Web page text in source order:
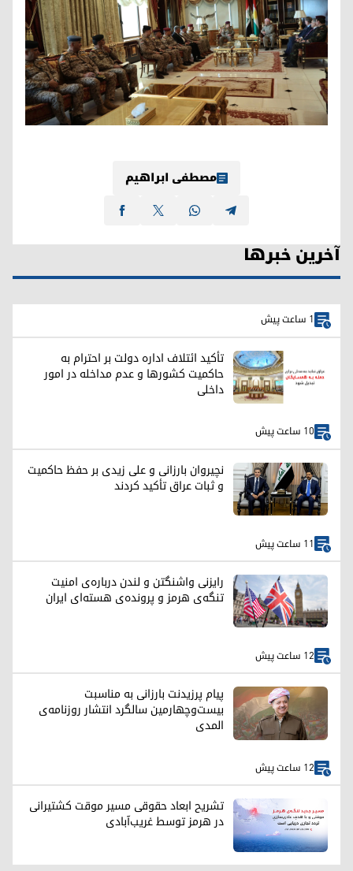
مصطفی ابراهیم
آخرین خبرها
1 ساعت پیش
تأکید ائتلاف اداره دولت بر احترام به
حاکمیت کشورها و عدم مداخله در امور
داخلی
10 ساعت پیش
نچیروان بارزانی و علی زیدی بر حفظ حاکمیت
و ثبات عراق تأکید کردند
11 ساعت پیش
رایزنی واشنگتن و لندن درباره‌ی امنیت
تنگه‌ی هرمز و پرونده‌ی هسته‌ای ایران
12 ساعت پیش
پیام پرزیدنت بارزانی به مناسبت
بیست‌وچهارمین سالگرد انتشار روزنامه‌ی
المدی
12 ساعت پیش
تشریح ابعاد حقوقی مسیر موقت کشتیرانی
در هرمز توسط غریب‌آبادی